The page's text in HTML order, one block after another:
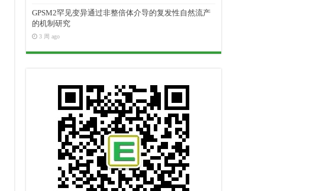
GPSM2罕见变异通过非整倍体介导的复发性自然流产
的机制研究
3 周 ago